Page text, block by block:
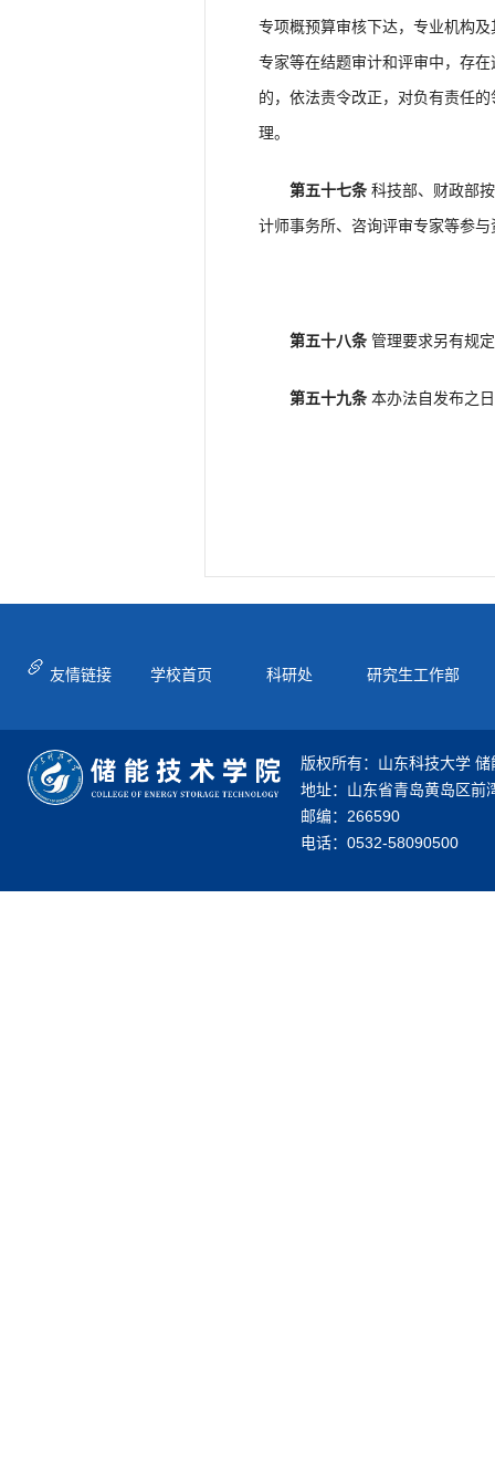
专项概预算审核下达，专业机构
专家等在结题审计和评审中，存
的，依法责令改正，对负有责任
理。
第五十七条科技部、财政部
计师事务所、咨询评审专家等参
第五十八条管理要求另有规
第五十九条本办法自发布之
友情链接 学校首页 科研处 研究生工作部
版权所有：山东科技大学
地址：山东省青岛黄岛区前
邮编：266590
电话：0532-58090500